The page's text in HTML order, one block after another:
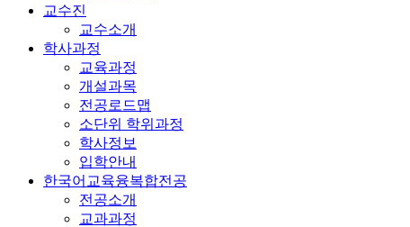
교수진
교수소개
학사과정
교육과정
개설과목
전공로드맵
소단위 학위과정
학사정보
입학안내
한국어교육융복합전공
전공소개
교과과정